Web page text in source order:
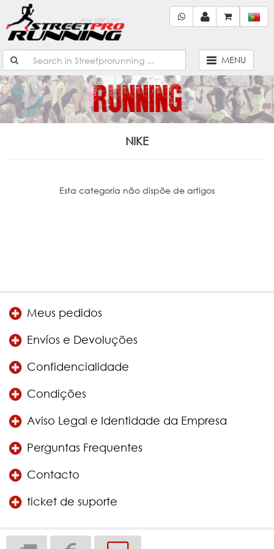
MENU
NIKE
Esta categoría não dispõe de artigos
Meus pedidos
Envíos e Devoluções
Confidencialidade
Condições
Aviso Legal e Identidade da Empresa
Perguntas Frequentes
Contacto
ticket de suporte